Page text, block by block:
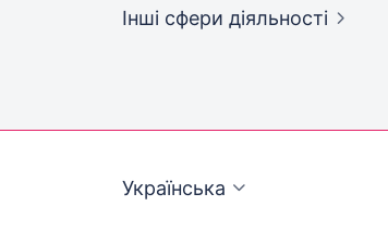
Інші сфери діяльності
Українська